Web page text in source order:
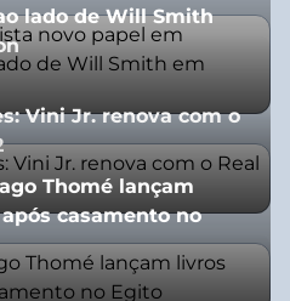
lado de Will Smith
Vini Jr. renova com o
Thomé lançam
casamento no